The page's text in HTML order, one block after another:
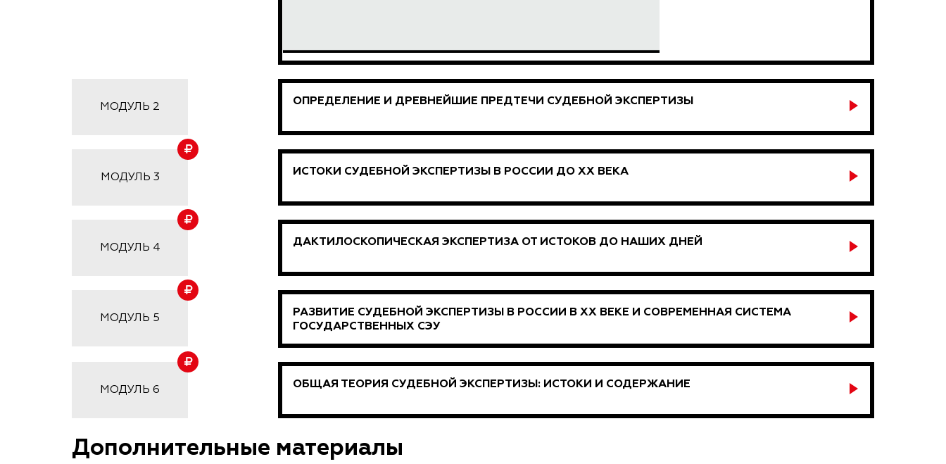
МОДУЛЬ 2 ОПРЕДЕЛЕНИЕ И ДРЕВНЕЙШИЕ ПРЕДТЕЧИ СУДЕБНОЙ ЭКСПЕРТИЗЫ
МОДУЛЬ 3 ИСТОКИ СУДЕБНОЙ ЭКСПЕРТИЗЫ В РОССИИ ДО XX ВЕКА
МОДУЛЬ 4 ДАКТИЛОСКОПИЧЕСКАЯ ЭКСПЕРТИЗА ОТ ИСТОКОВ ДО НАШИХ ДНЕЙ
МОДУЛЬ 5
РАЗВИТИЕ СУДЕБНОЙ ЭКСПЕРТИЗЫ В РОССИИ В XX ВЕКЕ И СОВРЕМЕННАЯ СИСТЕМА
ГОСУДАРСТВЕННЫХ СЭУ
МОДУЛЬ 6 ОБЩАЯ ТЕОРИЯ СУДЕБНОЙ ЭКСПЕРТИЗЫ: ИСТОКИ И СОДЕРЖАНИЕ
Дополнительные материалы